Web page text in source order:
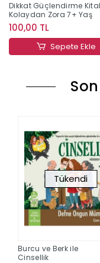
Dikkat Güçlendirme
Kolaydan Zora 7+ Yaş
100,00 TL
Sepete Ekle
Tükendi
Burcu ve Berk ile
Cinsellik